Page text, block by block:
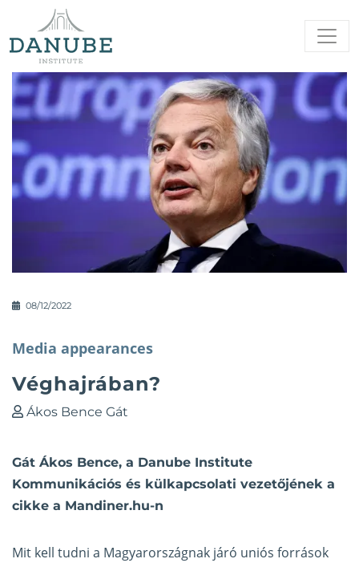
08/12/2022
Media appearances
Véghajrában?
Ákos Bence Gát
Gát Ákos Bence, a Danube Institute
Kommunikációs és külkapcsolati vezetőjének a
cikke a Mandiner.hu-n
Mit kell tudni a Magyarországnak járó uniós források